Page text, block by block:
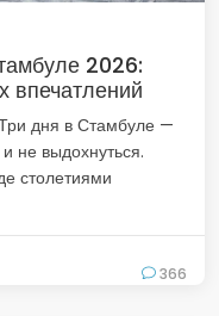
2026:
впечатлений
дня в Стамбуле —
не выдохнуться.
столетиями
366